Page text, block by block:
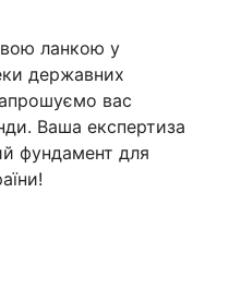
ланкою у
державних
вас
Ваша експертиза
фундамент для